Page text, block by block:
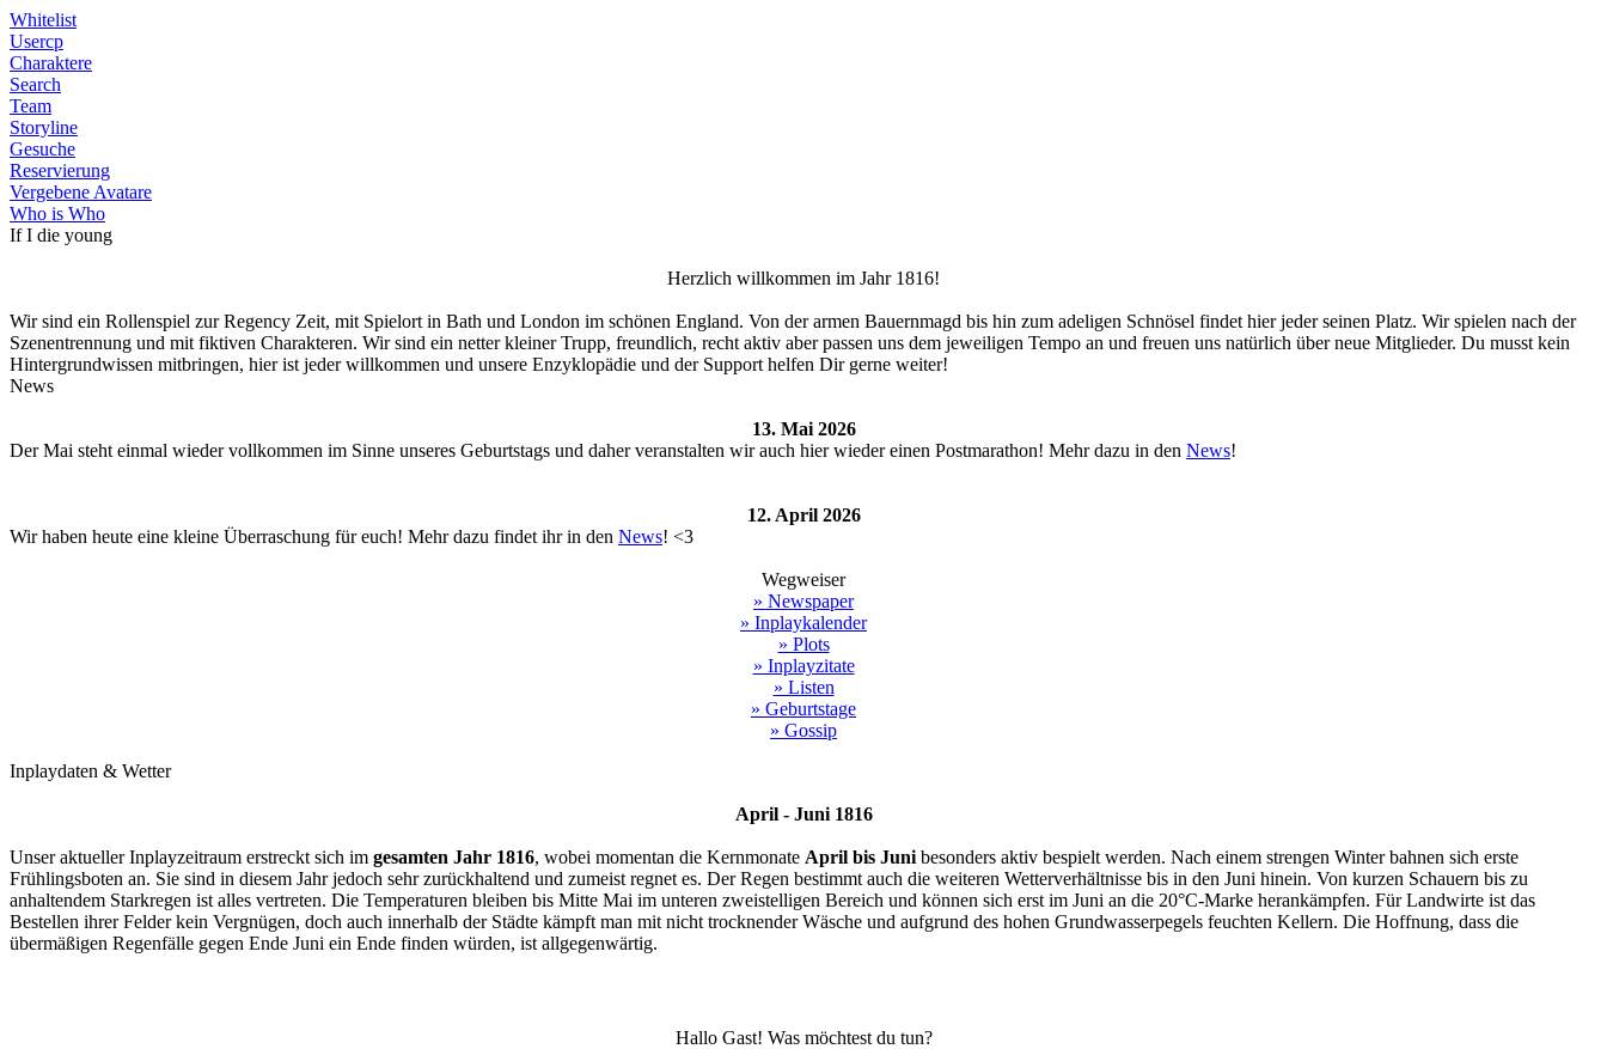
Whitelist
Usercp
Charaktere
Search
Team
Storyline
Gesuche
Reservierung
Vergebene Avatare
Who is Who
If I die young
Herzlich willkommen im Jahr 1816!
Wir sind ein Rollenspiel zur Regency Zeit, mit Spielort in Bath und London im schönen England. Von der armen Bauernmagd bis hin zum adeligen Schnösel findet hier jeder seinen Platz. Wir spielen nach der
Szenentrennung und mit fiktiven Charakteren. Wir sind ein netter kleiner Trupp, freundlich, recht aktiv aber passen uns dem jeweiligen Tempo an und freuen uns natürlich über neue Mitglieder. Du musst kein
Hintergrundwissen mitbringen, hier ist jeder willkommen und unsere Enzyklopädie und der Support helfen Dir gerne weiter!
News
13. Mai 2026
Der Mai steht einmal wieder vollkommen im Sinne unseres Geburtstags und daher veranstalten wir auch hier wieder einen Postmarathon! Mehr dazu in den News!
12. April 2026
Wir haben heute eine kleine Überraschung für euch! Mehr dazu findet ihr in den News! <3
Wegweiser
» Newspaper
» Inplaykalender
» Plots
» Inplayzitate
» Listen
» Geburtstage
» Gossip
Inplaydaten & Wetter
April - Juni 1816
Unser aktueller Inplayzeitraum erstreckt sich im gesamten Jahr 1816, wobei momentan die Kernmonate April bis Juni besonders aktiv bespielt werden. Nach einem strengen Winter bahnen sich erste
Frühlingsboten an. Sie sind in diesem Jahr jedoch sehr zurückhaltend und zumeist regnet es. Der Regen bestimmt auch die weiteren Wetterverhältnisse bis in den Juni hinein. Von kurzen Schauern bis zu
anhaltendem Starkregen ist alles vertreten. Die Temperaturen bleiben bis Mitte Mai im unteren zweistelligen Bereich und können sich erst im Juni an die 20°C-Marke herankämpfen. Für Landwirte ist das
Bestellen ihrer Felder kein Vergnügen, doch auch innerhalb der Städte kämpft man mit nicht trocknender Wäsche und aufgrund des hohen Grundwasserpegels feuchten Kellern. Die Hoffnung, dass die
übermäßigen Regenfälle gegen Ende Juni ein Ende finden würden, ist allgegenwärtig.
Hallo Gast! Was möchtest du tun?